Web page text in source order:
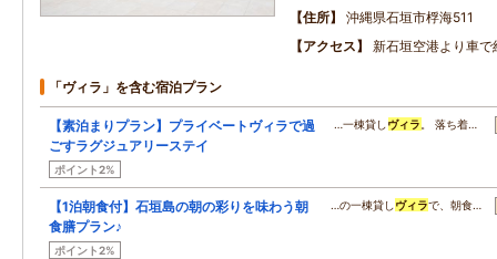
住所
沖縄県石垣市桴海511
アクセス
新石垣空港より車
「ヴィラ」を含む宿泊プラン
【素泊まりプラン】プライベートヴィラで過
ごすラグジュアリーステイ
ポイント2%
…一棟貸し ヴィラ 。 落ち着…
【1泊朝食付】石垣島の朝の彩りを味わう朝
食膳プラン♪
ポイント2%
…の一棟貸し ヴィラで、朝食…